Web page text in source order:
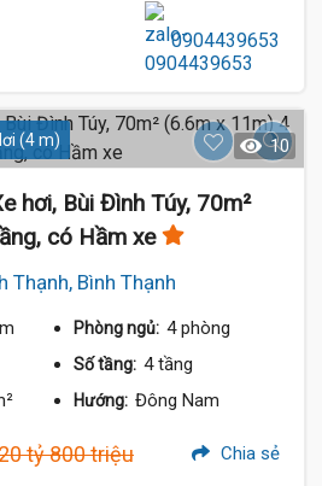
0904439653
(4 m) 10
hơi, Bùi Đình Túy, 70m²
có Hầm xe
Thạnh, Bình Thạnh
Phòng ngủ: 4 phòng
Số tầng: 4 tầng
Hướng: Đông Nam
tỷ 800 triệu Chia sẻ